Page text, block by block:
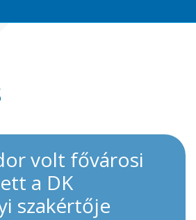
volt fővárosi
a DK
szakértője